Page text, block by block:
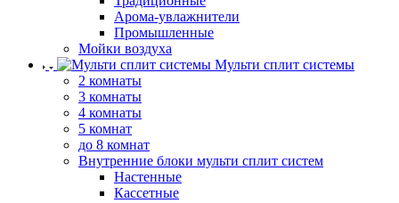
Арома-увлажнители
Промышленные
Мойки воздуха
Мульти сплит системы
2 комнаты
3 комнаты
4 комнаты
5 комнат
до 8 комнат
Внутренние блоки мульти сплит систем
Настенные
Кассетные